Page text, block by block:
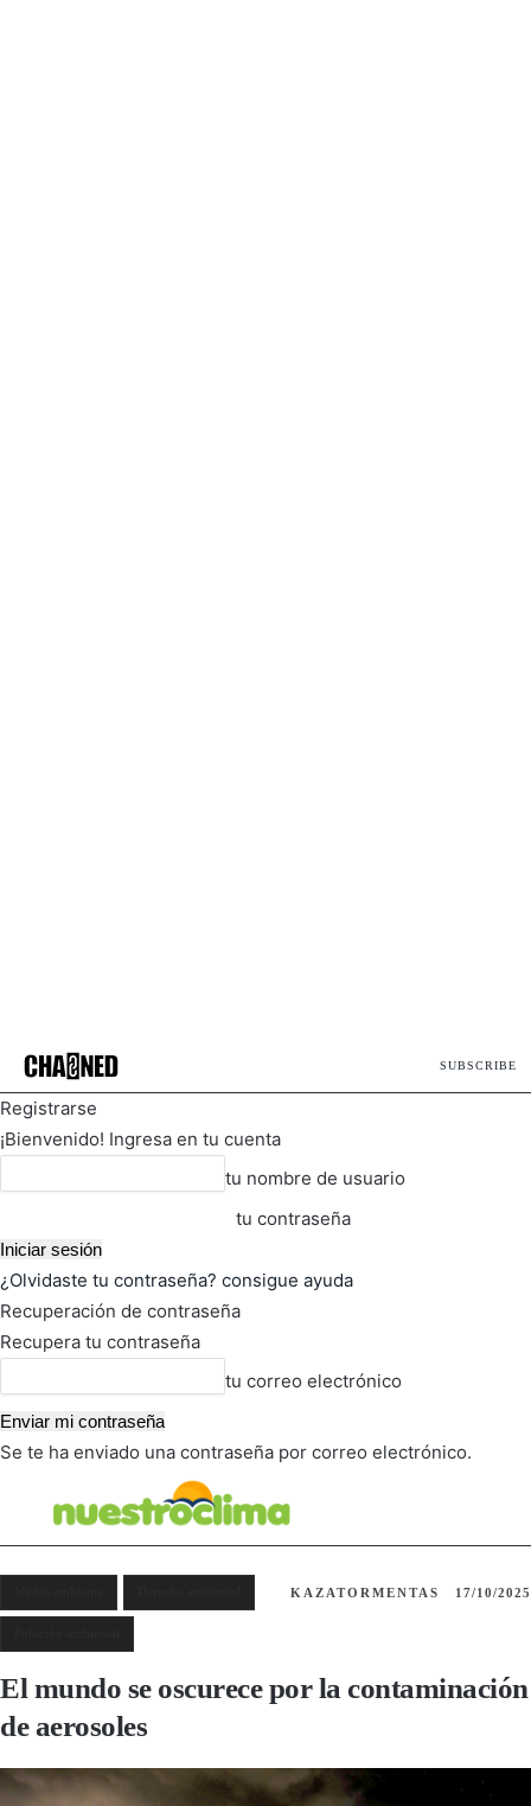
SUBSCRIBE
Registrarse
¡Bienvenido! Ingresa en tu cuenta
tu nombre de usuario
tu contraseña
¿Olvidaste tu contraseña? consigue ayuda
Recuperación de contraseña
Recupera tu contraseña
tu correo electrónico
Se te ha enviado una contraseña por correo electrónico.
KAZATORMENTAS 17/10/2025
El mundo se oscurece por la contaminación
de aerosoles